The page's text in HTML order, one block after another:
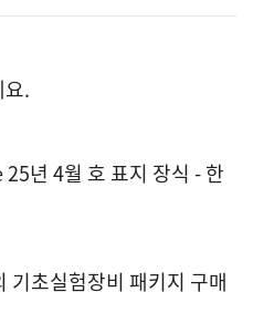
.
년 4월 호 표지 장식 - 한
초실험장비 패키지 구매